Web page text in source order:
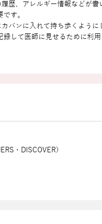
歴、アレルギー情報などが
す。
バンに⼊れて持ち歩くよう
して医師に⾒せるために利
・DISCOVER）